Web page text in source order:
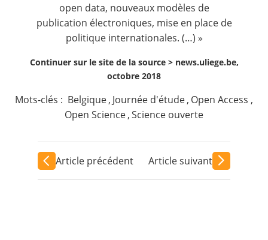
open data, nouveaux modèles de
publication électroniques, mise en place de
politique internationales. (…) »
Continuer sur le site de la source > news.uliege.be,
octobre 2018
Mots-clés : Belgique, Journée d'étude, Open Access ,
Open Science,Science ouverte
Article précédent Article suivant